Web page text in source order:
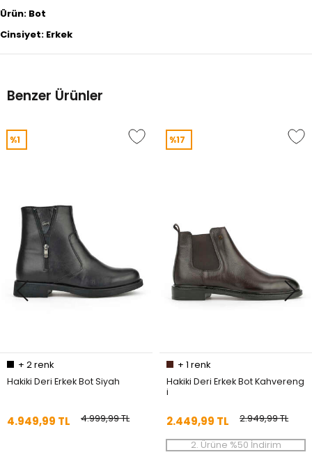
Ürün: Bot
Cinsiyet: Erkek
Benzer Ürünler
%1
+ 2renk
Hakiki Deri Erkek Bot Siyah
4.999,99 TL
4.949,99 TL
%17
+ 1 renk
Hakiki Deri Erkek Bot Kahvereng
i
2.949,99 TL
2.449,99 TL
2. Ürüne %50 İndirim